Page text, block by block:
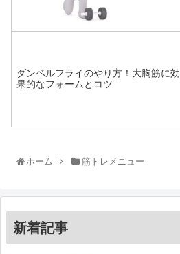
ダンベルフライのやり方！大胸筋に効
果的なフォームとコツ
ホーム 筋トレメニュー
新着記事